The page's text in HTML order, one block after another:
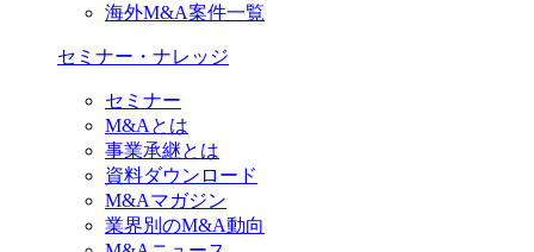
海外M&A案件一覧
セミナー・ナレッジ
セミナー
M&Aとは
事業承継とは
資料ダウンロード
M&Aマガジン
業界別のM&A動向